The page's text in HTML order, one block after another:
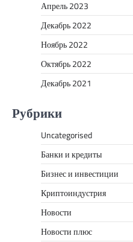
Апрель 2023
Декабрь 2022
Ноябрь 2022
Октябрь 2022
Декабрь 2021
Рубрики
Uncategorised
Банки и кредиты
Бизнес и инвестиции
Криптоиндустрия
Новости
Новости плюс